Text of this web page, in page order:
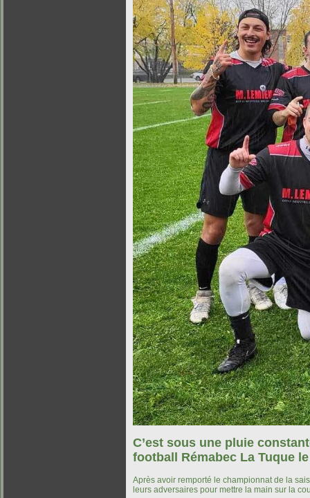
Après avoir remporté le championnat de la